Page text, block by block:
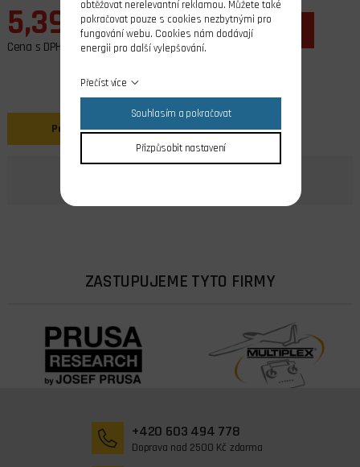
5,39 EUR
Cena s DPH
ks do košíku
Popis
ZASTUPUJEME TYTO FIRMY
+420 603 494 778
Doprava nad 2500 Kč zdarma
obtěžovat nerelevantní reklamou. Můžete také
pokračovat pouze s cookies nezbytnými pro
fungování webu. Cookies nám dodávají
energii pro další vylepšování.
Přečíst více
Souhlasím a pokračovat
Přizpůsobit nastavení